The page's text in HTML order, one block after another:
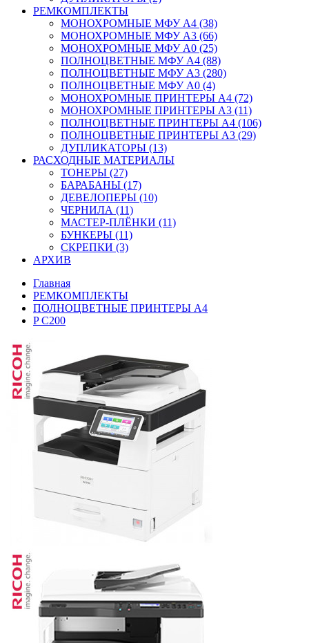
РЕМКОМПЛЕКТЫ
МОНОХРОМНЫЕ МФУ А4 (38)
МОНОХРОМНЫЕ МФУ А3 (66)
МОНОХРОМНЫЕ МФУ А0 (25)
ПОЛНОЦВЕТНЫЕ МФУ А4 (88)
ПОЛНОЦВЕТНЫЕ МФУ А3 (280)
ПОЛНОЦВЕТНЫЕ МФУ А0 (4)
МОНОХРОМНЫЕ ПРИНТЕРЫ А4 (72)
МОНОХРОМНЫЕ ПРИНТЕРЫ А3 (11)
ПОЛНОЦВЕТНЫЕ ПРИНТЕРЫ А4 (106)
ПОЛНОЦВЕТНЫЕ ПРИНТЕРЫ А3 (29)
ДУПЛИКАТОРЫ (13)
РАСХОДНЫЕ МАТЕРИАЛЫ
ТОНЕРЫ (27)
БАРАБАНЫ (17)
ДЕВЕЛОПЕРЫ (10)
ЧЕРНИЛА (11)
МАСТЕР-ПЛЁНКИ (11)
БУНКЕРЫ (11)
СКРЕПКИ (3)
АРХИВ
Главная
РЕМКОМПЛЕКТЫ
ПОЛНОЦВЕТНЫЕ ПРИНТЕРЫ А4
P C200